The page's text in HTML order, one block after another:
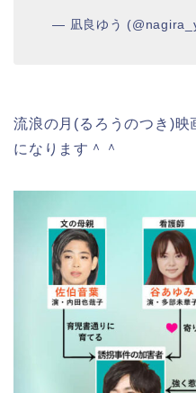
— 凪良ゆう
流浪の月(るろうのつき)映
になります＾＾